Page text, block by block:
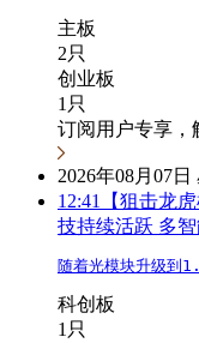
主板
2只
创业板
1只
订阅用户专享，
2026年08月07日
12:41
【狙击龙
技持续活跃 多
随着光模块升级到
科创板
1只